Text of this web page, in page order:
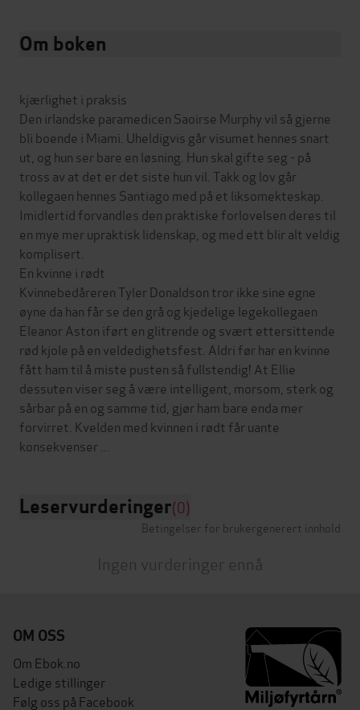
Om boken
kjærlighet i praksis
Den irlandske paramedicen Saoirse Murphy vil så gjerne
bli boende i Miami. Uheldigvis går visumet hennes snart
ut, og hun ser bare en løsning. Hun skal gifte seg - på
tross av at det er det siste hun vil. Takk og lov går
kollegaen hennes Santiago med på et liksomekteskap.
Imidlertid forvandles den praktiske forlovelsen deres til
en mye mer upraktisk lidenskap, og med ett blir alt veldig
komplisert.
En kvinne i rødt
Kvinnebedåreren Tyler Donaldson tror ikke sine egne
øyne da han får se den grå og kjedelige legekollegaen
Eleanor Aston iført en glitrende og svært ettersittende
rød kjole på en veldedighetsfest. Aldri før har en kvinne
fått ham til å miste pusten så fullstendig! At Ellie
dessuten viser seg å være intelligent, morsom, sterk og
sårbar på en og samme tid, gjør ham bare enda mer
forvirret. Kvelden med kvinnen i rødt får uante
Leservurderinger(0)
Betingelser for brukergenerert innhold
Ingen vurderinger ennå
OM OSS
Om Ebok.no
Ledige stillinger
Følg oss på Facebook